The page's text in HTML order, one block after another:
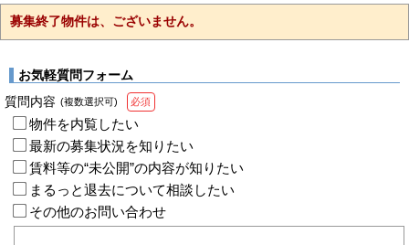
募集終了物件は、ございません。
お気軽質問フォーム
質問内容 (複数選択可) 必須
物件を内覧したい
最新の募集状況を知りたい
賃料等の“未公開”の内容が知りたい
まるっと退去について相談したい
その他のお問い合わせ